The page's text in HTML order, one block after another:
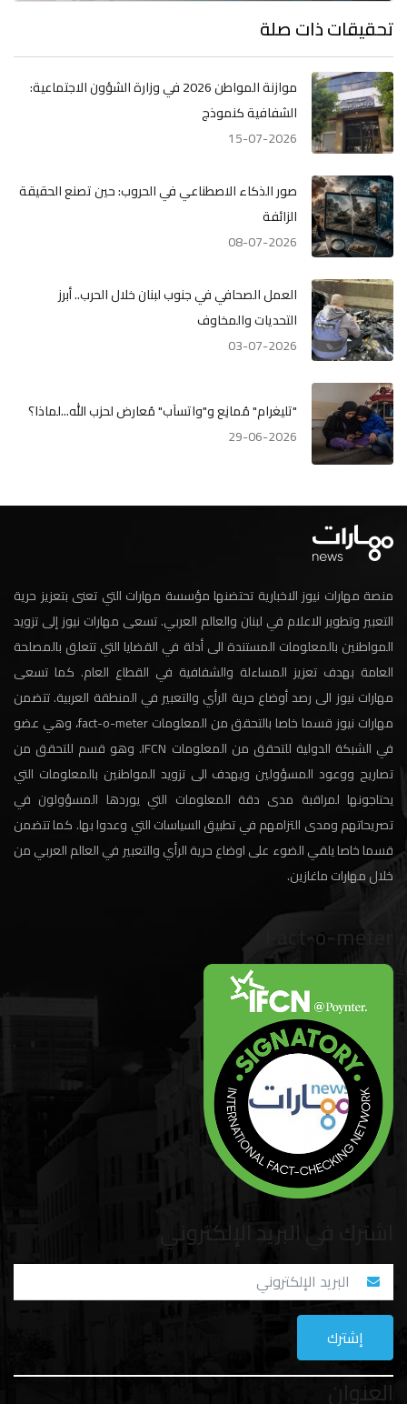
تحقيقات ذات صلة
موازنة المواطن 2026 في وزارة الشؤون الاجتماعية:
الشفافية كنموذج
15-07-2026
صور الذكاء الاصطناعي في الحروب: حين تصنع الحقيقة
الزائفة
08-07-2026
العمل الصحافي في جنوب لبنان خلال الحرب.. أبرز
التحديات والمخاوف
03-07-2026
"تليغرام" مُمانِع و"واتسآب" مُعارض لحزب الله...لماذا؟
29-06-2026
منصة مهارات نيوز الاخبارية تحتضنها مؤسسة مهارات التي تعنى بتعزيز حرية
التعبير وتطوير الاعلام في لبنان والعالم العربي. تسعى مهارات نيوز إلى تزويد
المواطنين بالمعلومات المستندة الى أدلة في القضايا التي تتعلق بالمصلحة
العامة بهدف تعزيز المساءلة والشفافية في القطاع العام. كما تسعى
مهارات نيوز الى رصد أوضاع حرية الرأي والتعبير في المنطقة العربية. تتضمن
مهارات نيوز قسما خاصا بالتحقق من المعلومات fact-o-meter، وهي عضو
في الشبكة الدولية للتحقق من المعلومات IFCN. وهو قسم للتحقق من
تصاريح ووعود المسؤولين ويهدف الى تزويد المواطنين بالمعلومات التي
يحتاجونها لمراقبة مدى دقة المعلومات التي يوردها المسؤولون في
تصريحاتهم ومدى التزامهم في تطبيق السياسات التي وعدوا بها. كما تتضمن
قسما خاصا يلقي الضوء على اوضاع حرية الرأي والتعبير في العالم العربي من
خلال مهارات ماغازين.
Fact-o-meter
اشترك في البريد الإلكتروني
العنوان